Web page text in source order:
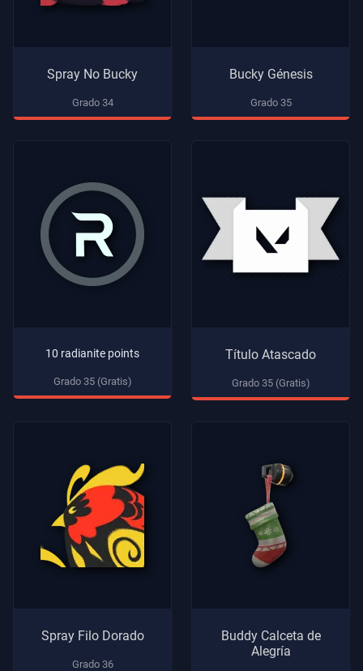
Spray No Bucky
Grado 34
Bucky Génesis
Grado 35
10 radianite points
Grado 35 (Gratis)
Título Atascado
Grado 35 (Gratis)
Spray Filo Dorado
Grado 36
Buddy Calceta de
Alegría